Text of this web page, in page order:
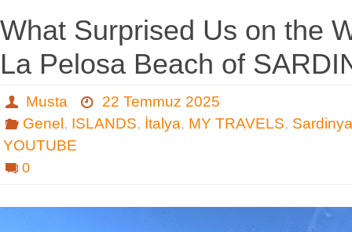
What Surprised Us on the
La Pelosa Beach of
Musta
22 Temmuz 2025
Genel , ISLANDS, İtalya, MY TRAVELS, Sardinya
YOUTUBE
0